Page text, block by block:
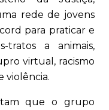
rede de jovens
para praticar e
tratos a animais,
virtual, racismo
violência.
que o grupo